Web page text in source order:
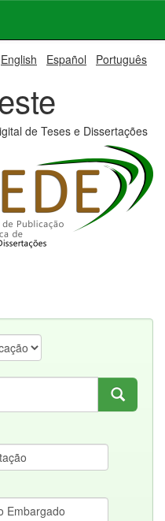
English Español Português
de Teses e Dissertações